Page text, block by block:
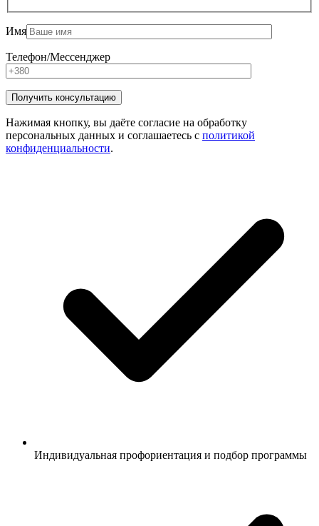
Имя
Телефон/Мессенджер
Нажимая кнопку, вы даёте согласие на обработку
персональных данных и соглашаетесь с политикой
конфиденциальности.
Индивидуальная профориентация и подбор программы